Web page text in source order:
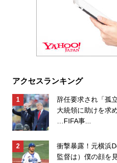
アクセスランキング
辞任要求され「孤
大統領に助けを求
…FIFA事...
衝撃暴露！元横浜
監督は）僕の顔を